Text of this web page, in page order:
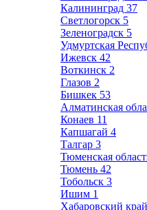
Калининград 37
Светлогорск 5
Зеленоградск 5
Удмуртская
Ижевск 42
Воткинск 2
Глазов 2
Бишкек 53
Алматинская
Конаев 11
Капшагай 4
Талгар 3
Тюменская
Тюмень 42
Тобольск 3
Ишим 1
Хабаровский край